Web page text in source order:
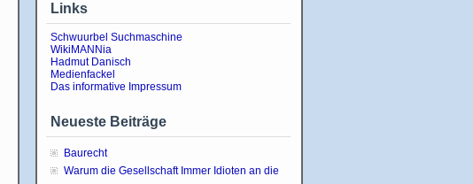
Links
Schwuurbel Suchmaschine
WikiMANNia
Hadmut Danisch
Medienfackel
Das informative Impressum
Neueste Beiträge
Baurecht
Warum die Gesellschaft Immer Idioten an die